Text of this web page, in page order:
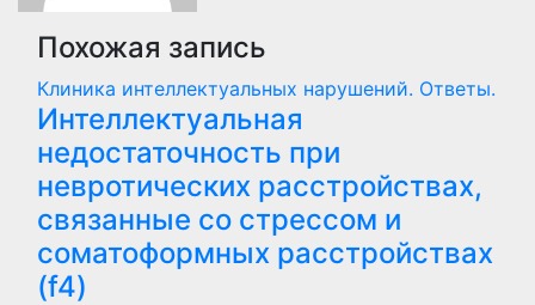
Похожая запись
Клиника интеллектуальных нарушений. Ответы.
Интеллектуальная
недостаточность при
невротических расстройствах,
связанные со стрессом и
соматоформных расстройствах
(f4)